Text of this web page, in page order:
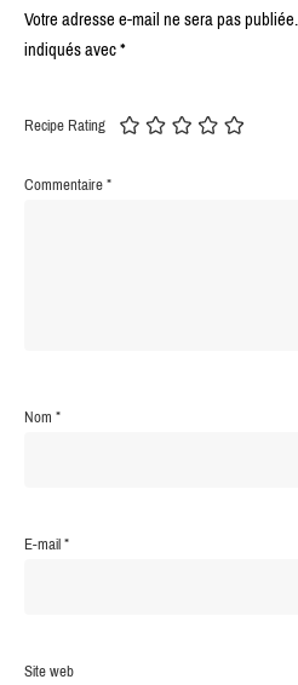
Votre adresse e-mail ne sera pas publiée.
indiqués avec*
Recipe Rating
Commentaire*
Nom*
E-mail*
Site web